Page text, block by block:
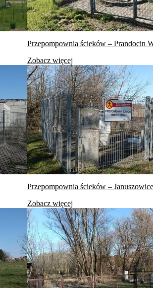
Przepompownia ścieków – Prandocin
Zobacz więcej
Przepompownia ścieków –
Zobacz więcej